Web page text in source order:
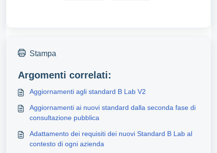
Stampa
Argomenti correlati:
Aggiornamenti agli standard B Lab V2
Aggiornamenti ai nuovi standard dalla seconda fase di
consultazione pubblica
Adattamento dei requisiti dei nuovi Standard B Lab al
contesto di ogni azienda